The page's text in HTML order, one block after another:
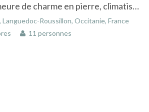
Région Uzès, demeure de charme en pierre, climatisée avec piscine chauffée
Languedoc-Roussillon, Occitanie, France
11 personnes